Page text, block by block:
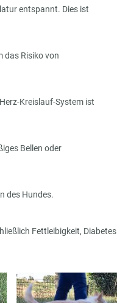
entspannt. Dies ist
das Risiko von
Kreislauf-System ist
Bellen oder
des Hundes.
Fettleibigkeit, Diabetes